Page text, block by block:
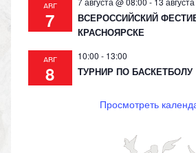
АВГ
7
ВСЕРОССИЙСКИЙ
КРАСНОЯРСКЕ
АВГ
8
10:00 - 13:00
ТУРНИР ПО БАСКЕТБОЛУ
Просмотреть